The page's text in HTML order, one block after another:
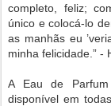
completo, feliz;
único e colocá-lo
as manhãs eu
minha felicidade.” -
A Eau de
disponível em